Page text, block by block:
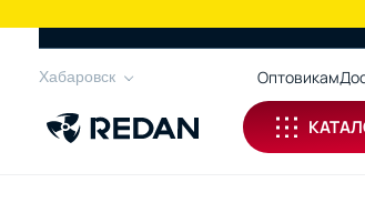
Хабаровск Оптовикам